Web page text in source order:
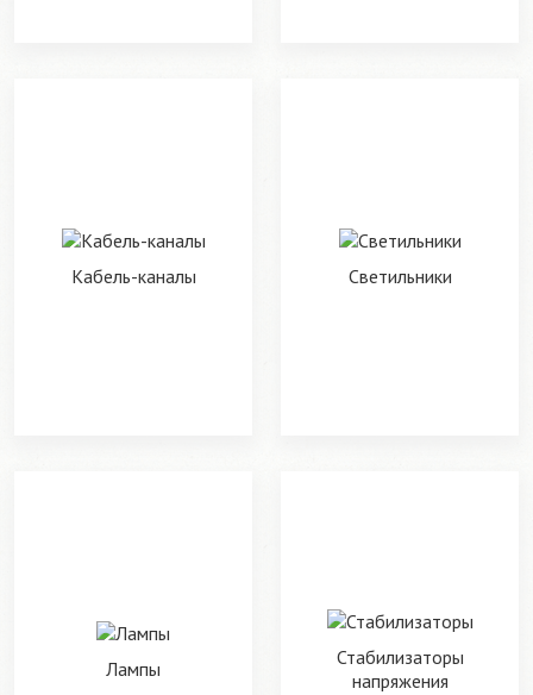
Кабель-каналы Светильники
Лампы
Стабилизаторы
напряжения